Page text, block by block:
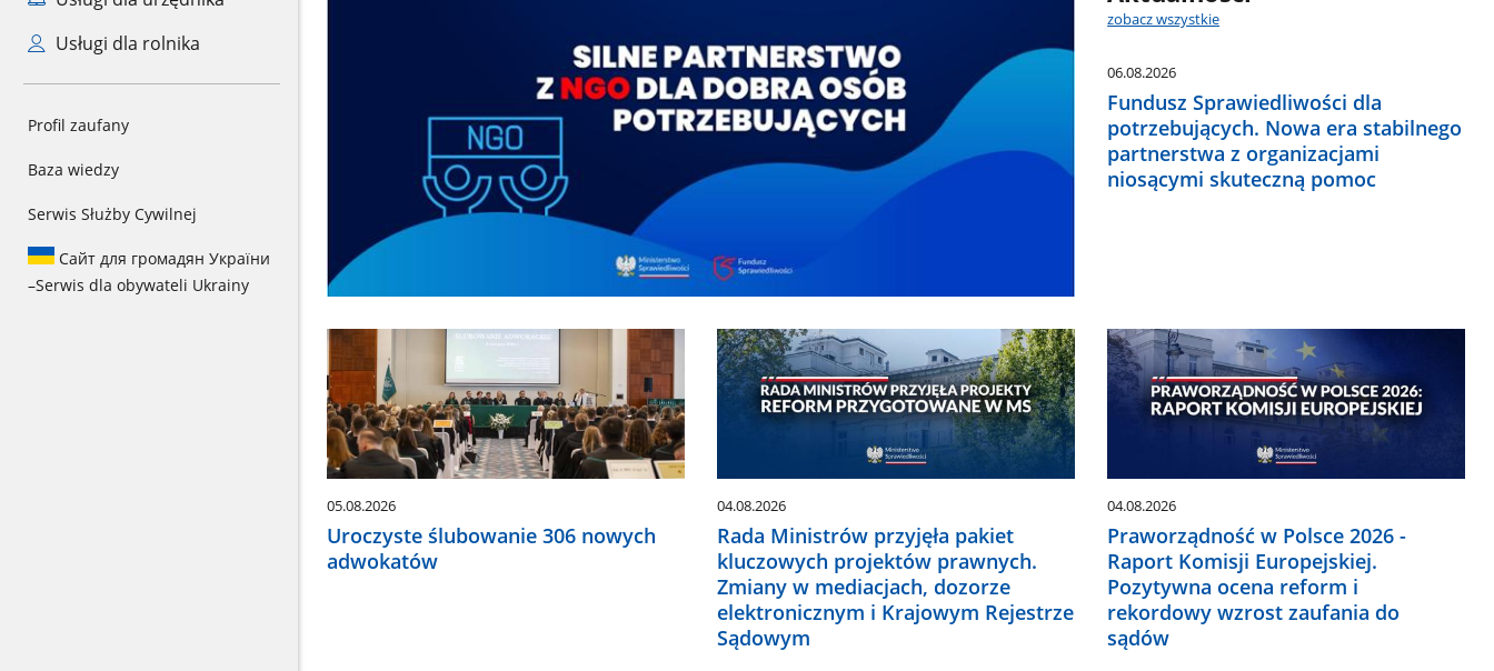
Usługi dla rolnika
Profil zaufany
Baza wiedzy
Serwis Służby Cywilnej
Сайт для громадян України
–Serwis dla obywateli Ukrainy
zobacz wszystkie
06.08.2026
Fundusz Sprawiedliwości dla
potrzebujących. Nowa era stabilnego
partnerstwa z organizacjami
niosącymi skuteczną pomoc
05.08.2026
Uroczyste ślubowanie 306 nowych
adwokatów
04.08.2026
Rada Ministrów przyjęła pakiet
kluczowych projektów prawnych.
Zmiany w mediacjach, dozorze
elektronicznym i Krajowym Rejestrze
Sądowym
04.08.2026
Praworządność w Polsce 2026 -
Raport Komisji Europejskiej.
Pozytywna ocena reform i
rekordowy wzrost zaufania do
sądów